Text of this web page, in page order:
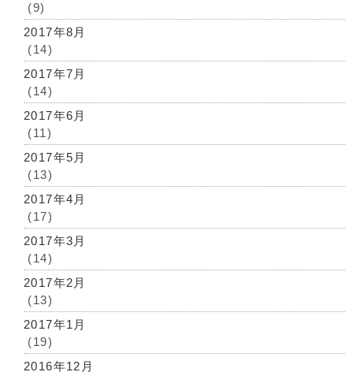
(9)
2017年8月
(14)
2017年7月
(14)
2017年6月
(11)
2017年5月
(13)
2017年4月
(17)
2017年3月
(14)
2017年2月
(13)
2017年1月
(19)
2016年12月